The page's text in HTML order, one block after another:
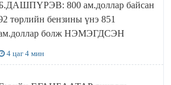
800 ам.доллар байсан
төрлийн бензины үнэ 851
болж НЭМЭГДСЭН
4 цаг 4 мин